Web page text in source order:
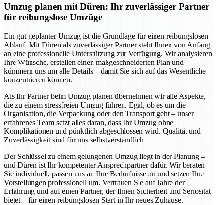
Umzug planen mit Düren: Ihr zuverlässiger Partner
für reibungslose Umzüge
Ein gut geplanter Umzug ist die Grundlage für einen reibungslosen
Ablauf. Mit Düren als zuverlässiger Partner steht Ihnen von Anfang
an eine professionelle Unterstützung zur Verfügung. Wir analysieren
Ihre Wünsche, erstellen einen maßgeschneiderten Plan und
kümmern uns um alle Details – damit Sie sich auf das Wesentliche
konzentrieren können.
Als Ihr Partner beim Umzug planen übernehmen wir alle Aspekte,
die zu einem stressfreien Umzug führen. Egal, ob es um die
Organisation, die Verpackung oder den Transport geht – unser
erfahrenes Team setzt alles daran, dass Ihr Umzug ohne
Komplikationen und pünktlich abgeschlossen wird. Qualität und
Zuverlässigkeit sind für uns selbstverständlich.
Der Schlüssel zu einem gelungenen Umzug liegt in der Planung –
und Düren ist Ihr kompetenter Ansprechpartner dafür. Wir beraten
Sie individuell, passen uns an Ihre Bedürfnisse an und setzen Ihre
Vorstellungen professionell um. Vertrauen Sie auf Jahre der
Erfahrung und auf einen Partner, der Ihnen Sicherheit und Seriosität
bietet – für einen reibungslosen Start in Ihr neues Zuhause.